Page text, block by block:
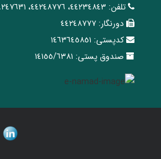
تلفن: ٤٤٢٣٤٨٤٣، ٤٤٢٤٨٧٧٦، ٤٤٢٤٧٦٣١
دورنگار: ٤٤٢٤٨٧٧٧
کدپستی: ١٤٦٣٦٤٥٨٥١
صندوق پستی: ١٤١٥٥/٦٣٨١